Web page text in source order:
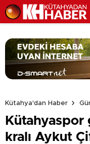
Kütahya'dan Haber
Kütahyaspor
kralı Aykut